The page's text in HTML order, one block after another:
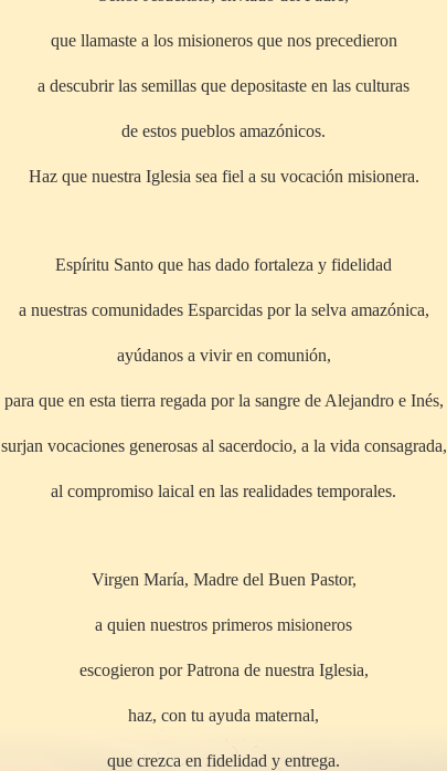
que llamaste a los misioneros que nos precedieron
a descubrir las semillas que depositaste en las culturas
de estos pueblos amazónicos.
Haz que nuestra Iglesia sea fiel a su vocación misionera.
Espíritu Santo que has dado fortaleza y fidelidad
a nuestras comunidades Esparcidas por la selva amazónica,
ayúdanos a vivir en comunión,
para que en esta tierra regada por la sangre de Alejandro e Inés,
surjan vocaciones generosas al sacerdocio, a la vida consagrada,
al compromiso laical en las realidades temporales.
Virgen María, Madre del Buen Pastor,
a quien nuestros primeros misioneros
escogieron por Patrona de nuestra Iglesia,
haz, con tu ayuda maternal,
que crezca en fidelidad y entrega.